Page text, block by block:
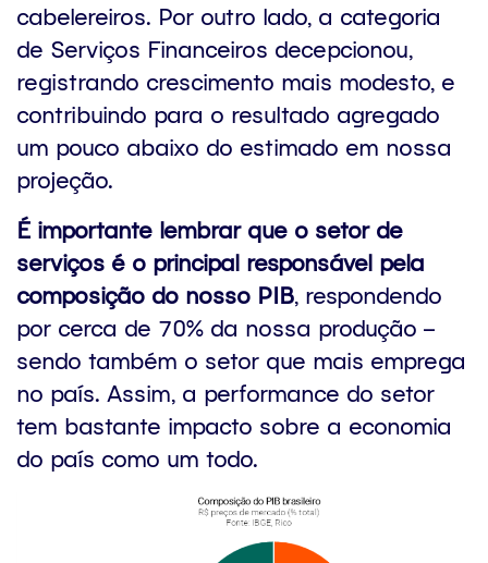
cabelereiros. Por outro lado, a categoria
de Serviços Financeiros decepcionou,
registrando crescimento mais modesto, e
contribuindo para o resultado agregado
um pouco abaixo do estimado em nossa
projeção.
É importante lembrar que o setor de
serviços é o principal responsável pela
composição do nosso PIB, respondendo
por cerca de 70% da nossa produção –
sendo também o setor que mais emprega
no país. Assim, a performance do setor
tem bastante impacto sobre a economia
do país como um todo.